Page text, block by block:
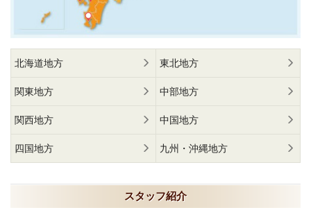
北海道地方 東北地方
関東地方 中部地方
関西地方 中国地方
四国地方 九州・沖縄地方
スタッフ紹介